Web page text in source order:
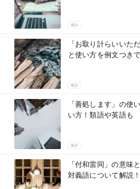
敬語
「お取り計らいいた
と使い方を例文つき
敬語
「善処します」の使
い方！類語や英語も
敬語
「付和雷同」の意味
対義語について解説！